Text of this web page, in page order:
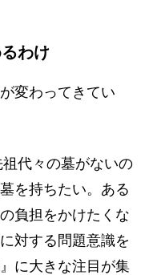
わけ
変わってきてい
祖代々の墓がないの
を持ちたい。ある
負担をかけたくな
対する問題意識を
に大きな注目が集